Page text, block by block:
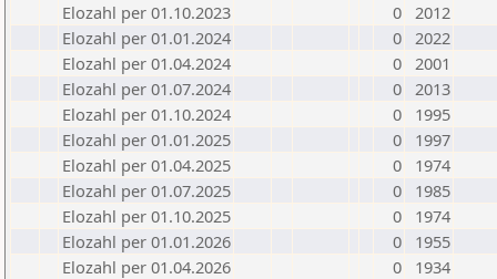
Elozahl per 01.10.2023
0 2012
Elozahl per 01.01.2024
0 2022
Elozahl per 01.04.2024
0 2001
Elozahl per 01.07.2024
0 2013
Elozahl per 01.10.2024
0
1995
Elozahl per 01.01.2025
0
1997
Elozahl per 01.04.2025
0
1974
Elozahl per 01.07.2025
0
1985
Elozahl per 01.10.2025
0
1974
Elozahl per 01.01.2026
0
1955
Elozahl per 01.04.2026
0
1934